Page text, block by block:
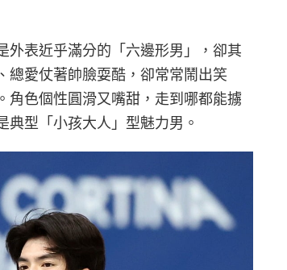
外表近乎滿分的「六邊形男」，卻其
總愛仗著帥臉耍酷，卻常常鬧出笑
角色個性圓滑又嘴甜，走到哪都能擄
型「小孩大人」型魅力男。